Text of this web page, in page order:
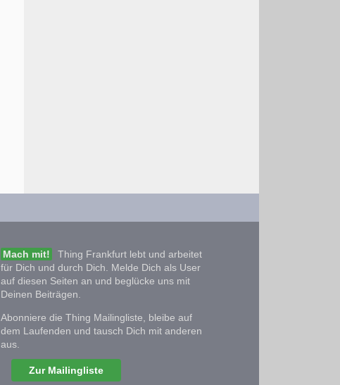
Mach mit!
Thing Frankfurt lebt und arbeitet
für Dich und durch Dich. Melde Dich als User
auf diesen Seiten an und beglücke uns mit
Deinen Beiträgen.
Abonniere die Thing Mailingliste, bleibe auf
dem Laufenden und tausch Dich mit anderen
aus.
Zur Mailingliste